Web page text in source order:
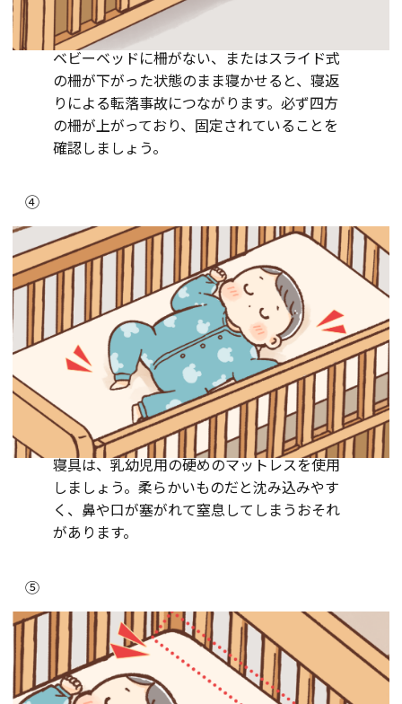
ベビーベッドに柵がない、またはスライド式
の柵が下がった状態のまま寝かせると、寝返
りによる転落事故につながります。必ず四方
の柵が上がっており、固定されていることを
確認しましょう。
④
寝具は、乳幼児用の硬めのマットレスを使用
しましょう。柔らかいものだと沈み込みやす
く、鼻や口が塞がれて窒息してしまうおそれ
があります。
⑤